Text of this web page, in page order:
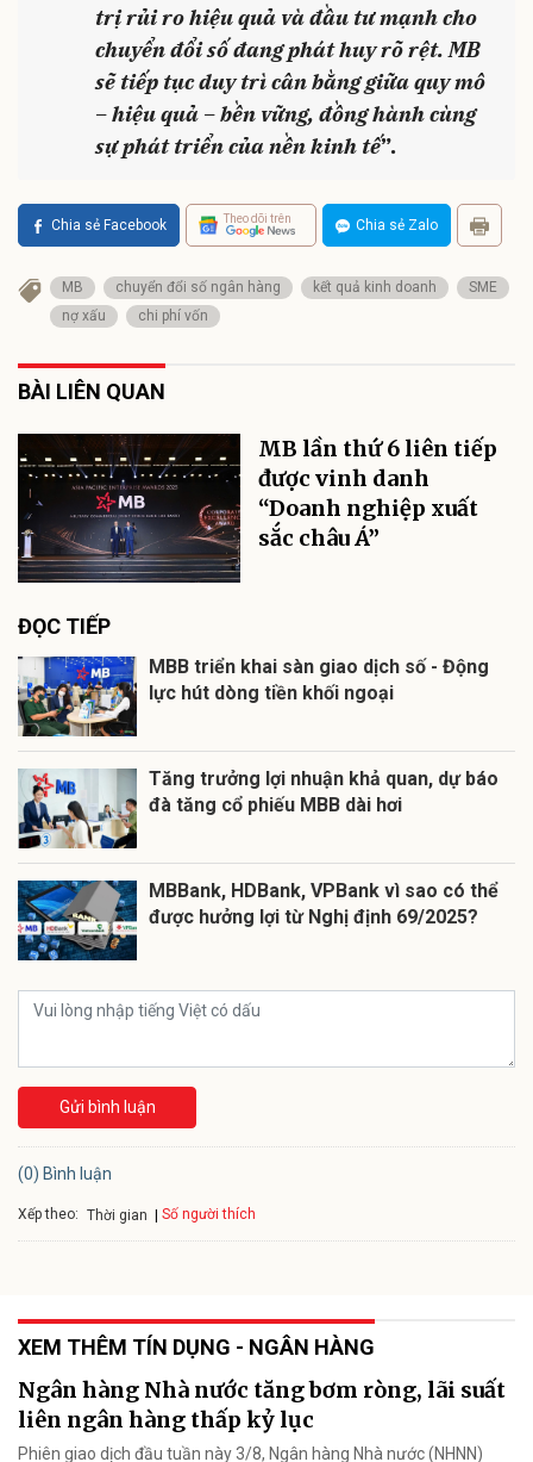
trị rủi ro hiệu quả và đầu tư mạnh cho
chuyển đổi số đang phát huy rõ rệt. MB
sẽ tiếp tục duy trì cân bằng giữa quy mô
– hiệu quả – bền vững, đồng hành cùng
sự phát triển của nền kinh tế”.
Chia sẻ Facebook Theo dõi trên Chia sẻ Zalo
MB chuyển đổi số ngân hàng kết quả kinh doanh
SME
nợ xấu
chi phí vốn
BÀI LIÊN QUAN
MB lần thứ 6 liên tiếp
được vinh danh
“Doanh nghiệp xuất
sắc châu Á”
ĐỌC TIẾP
MBB triển khai sàn giao dịch số - Động
lực hút dòng tiền khối ngoại
Tăng trưởng lợi nhuận khả quan, dự báo
đà tăng cổ phiếu MBB dài hơi
MBBank, HDBank, VPBank vì sao có thể
được hưởng lợi từ Nghị định 69/2025?
Gửi bình luận
(0) Bình luận
Xếp theo: Thời gian Số người thích
XEM THÊM TÍN DỤNG - NGÂN HÀNG
Ngân hàng Nhà nước tăng bơm ròng, lãi suất
liên ngân hàng thấp kỷ lục
Phiên giao dịch đầu tuần này 3/8, Ngân hàng Nhà nước (NHNN)